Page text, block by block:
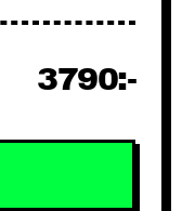
3790:-